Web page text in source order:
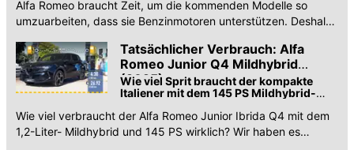
Alfa Romeo braucht Zeit, um die kommenden Modelle so
umzuarbeiten, dass sie Benzinmotoren unterstützen. Deshalb
Tatsächlicher Verbrauch: Alfa
Romeo Junior Q4 Mildhybrid
(2025)
Wie viel Sprit braucht der kompakte
Italiener mit dem 145 PS Mildhybrid-
Wie viel verbraucht der Alfa Romeo Junior Ibrida Q4 mit dem
1,2-Liter- Mildhybrid und 145 PS wirklich? Wir haben es